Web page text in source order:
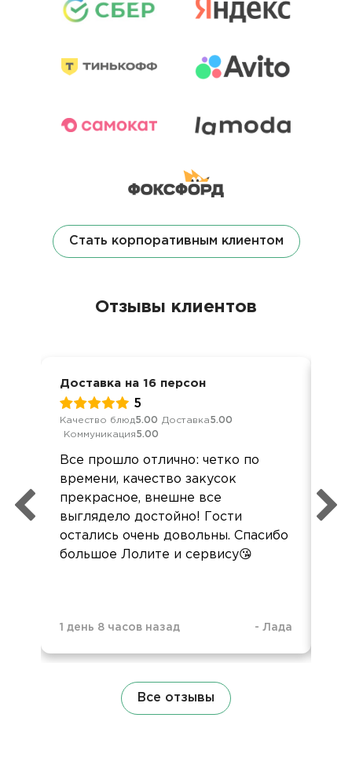
Стать корпоративным клиентом
Отзывы клиентов
Доставка на 16 персон
5
Качество блюд5.00 Доставка5.00
Коммуникация5.00
Все прошло отлично: четко по
времени, качество закусок
прекрасное, внешне все
выглядело достойно! Гости
остались очень довольны. Спасибо
большое Лолите и сервису😘
1 день 8 часов назад - Лада
Все отзывы